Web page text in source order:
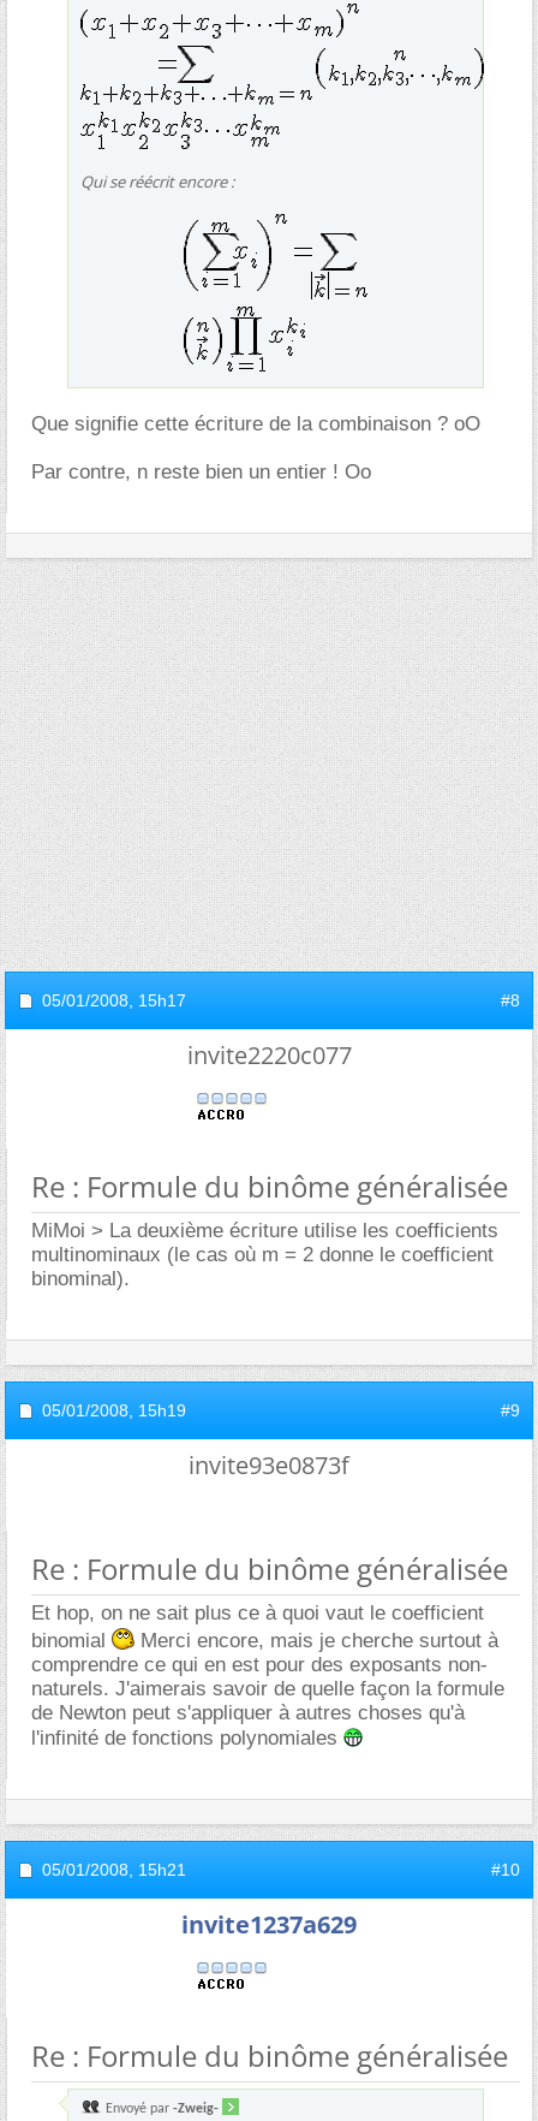
Qui se réécrit encore :
Que signifie cette écriture de la combinaison ? oO
Par contre, n reste bien un entier ! Oo
05/01/2008, 15h17 #8
invite2220c077
Re : Formule du binôme généralisée
MiMoi > La deuxième écriture utilise les coefficients
multinominaux (le cas où m = 2 donne le coefficient
binominal).
05/01/2008, 15h19 #9
invite93e0873f
Re : Formule du binôme généralisée
Et hop, on ne sait plus ce à quoi vaut le coefficient
binomial
Merci encore, mais je cherche surtout à
comprendre ce qui en est pour des exposants non-
naturels. J'aimerais savoir de quelle façon la formule
de Newton peut s'appliquer à autres choses qu'à
l'infinité de fonctions polynomiales
05/01/2008, 15h21 #10
invite1237a629
Re : Formule du binôme généralisée
Envoyé par -Zweig-